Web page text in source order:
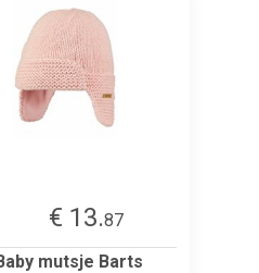
€ 13.87
mutsje Barts